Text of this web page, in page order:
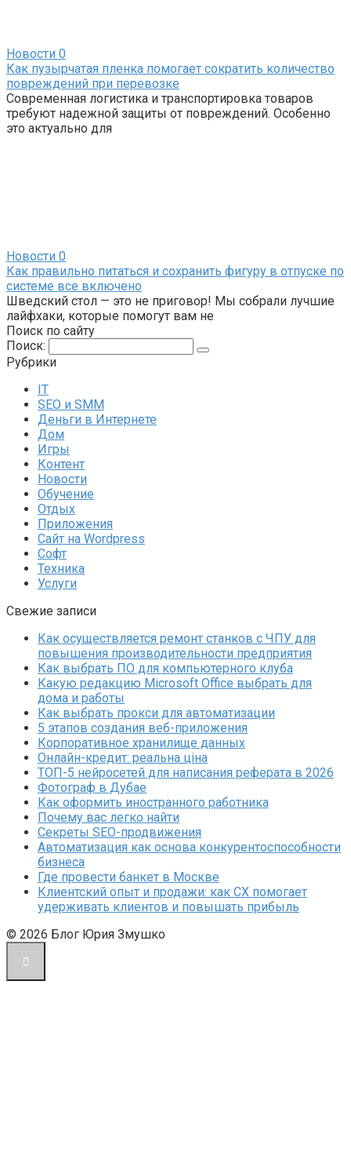
Новости 0
Как пузырчатая пленка помогает сократить количество
повреждений при перевозке
Современная логистика и транспортировка товаров
требуют надежной защиты от повреждений. Особенно
это актуально для
Новости 0
Как правильно питаться и сохранить фигуру в отпуске по
системе все включено
Шведский стол — это не приговор! Мы собрали лучшие
лайфхаки, которые помогут вам не
Поиск по сайту
Поиск:
Рубрики
IT
SEO и SMM
Деньги в Интернете
Дом
Игры
Контент
Новости
Обучение
Отдых
Приложения
Сайт на Wordpress
Софт
Техника
Услуги
Свежие записи
Как осуществляется ремонт станков с ЧПУ для
повышения производительности предприятия
Как выбрать ПО для компьютерного клуба
Какую редакцию Microsoft Office выбрать для
дома и работы
Как выбрать прокси для автоматизации
5 этапов создания веб-приложения
Корпоративное хранилище данных
Онлайн-кредит: реальна ціна
ТОП-5 нейросетей для написания реферата в 2026
Фотограф в Дубае
Как оформить иностранного работника
Почему вас легко найти
Секреты SEO-продвижения
Автоматизация как основа конкурентоспособности
бизнеса
Где провести банкет в Москве
Клиентский опыт и продажи: как CX помогает
удерживать клиентов и повышать прибыль
© 2026 Блог Юрия Змушко